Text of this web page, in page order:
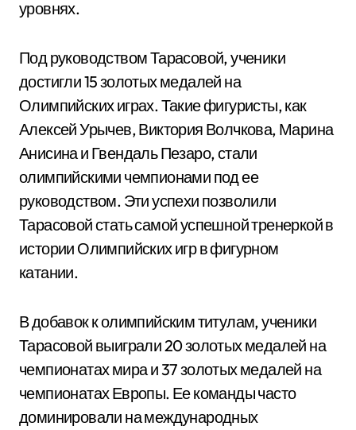
уровнях.
Под руководством Тарасовой, ученики
достигли 15 золотых медалей на
Олимпийских играх. Такие фигуристы, как
Алексей Урычев, Виктория Волчкова, Марина
Анисина и Гвендаль Пезаро, стали
олимпийскими чемпионами под ее
руководством. Эти успехи позволили
Тарасовой стать самой успешной тренеркой в
истории Олимпийских игр в фигурном
катании.
В добавок к олимпийским титулам, ученики
Тарасовой выиграли 20 золотых медалей на
чемпионатах мира и 37 золотых медалей на
чемпионатах Европы. Ее команды часто
доминировали на международных